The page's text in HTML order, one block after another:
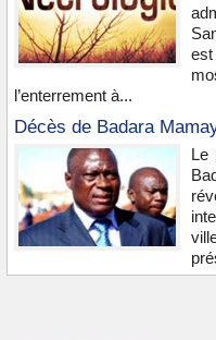
l’enterrement à...
Décès de Badara
Le